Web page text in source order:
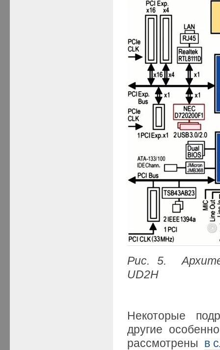
Рис. 5.
UD2H
Некоторые
другие
рассмотрены в